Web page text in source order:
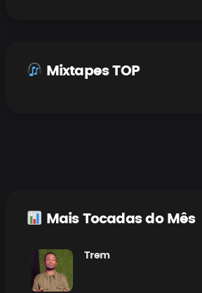
Mixtapes TOP
Mais Tocadas do Mês
Trem